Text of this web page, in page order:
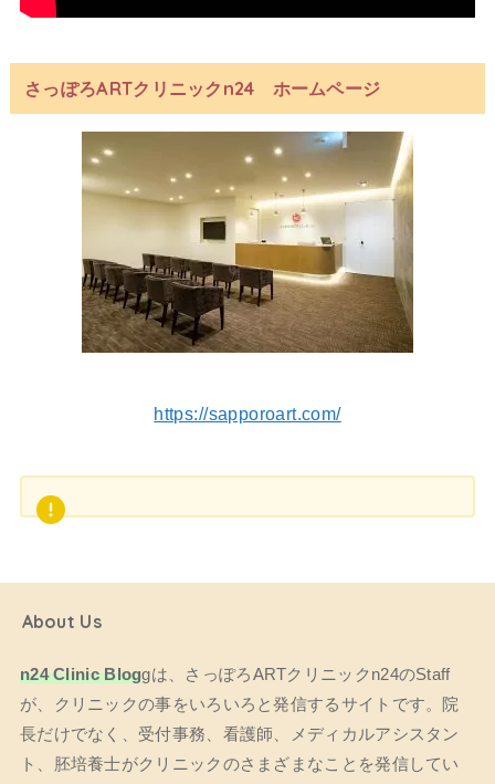
さっぽろARTクリニックn24 ホームページ
https://sapporoart.com/
About Us
n24 Clinic Bloggは、さっぽろARTクリニックn24のStaff
が、クリニックの事をいろいろと発信するサイトです。院
長だけでなく、受付事務、看護師、メディカルアシスタン
ト、胚培養士がクリニックのさまざまなことを発信してい